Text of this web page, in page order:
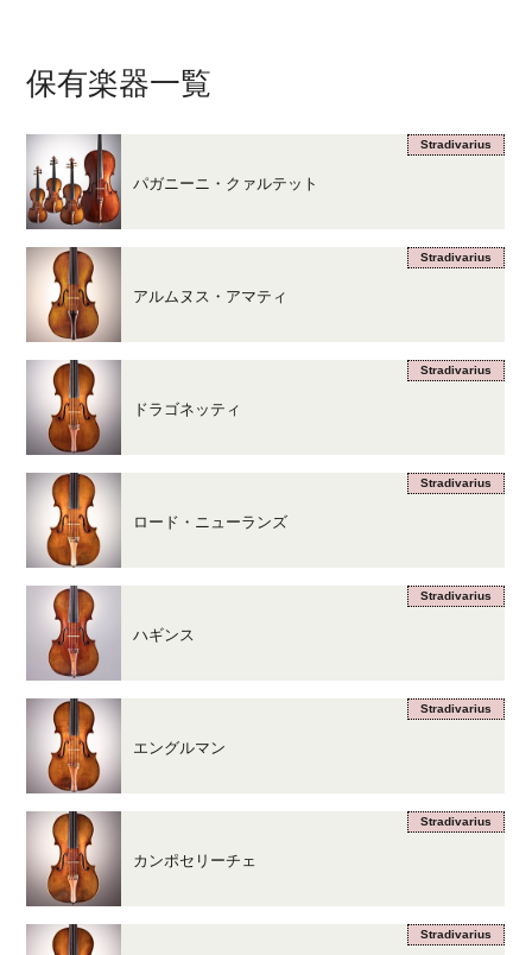
保有楽器一覧
Stradivarius
パガニーニ・クァルテット
Stradivarius
アルムヌス・アマティ
Stradivarius
ドラゴネッティ
Stradivarius
ロード・ニューランズ
Stradivarius
ハギンス
Stradivarius
エングルマン
Stradivarius
カンポセリーチェ
Stradivarius